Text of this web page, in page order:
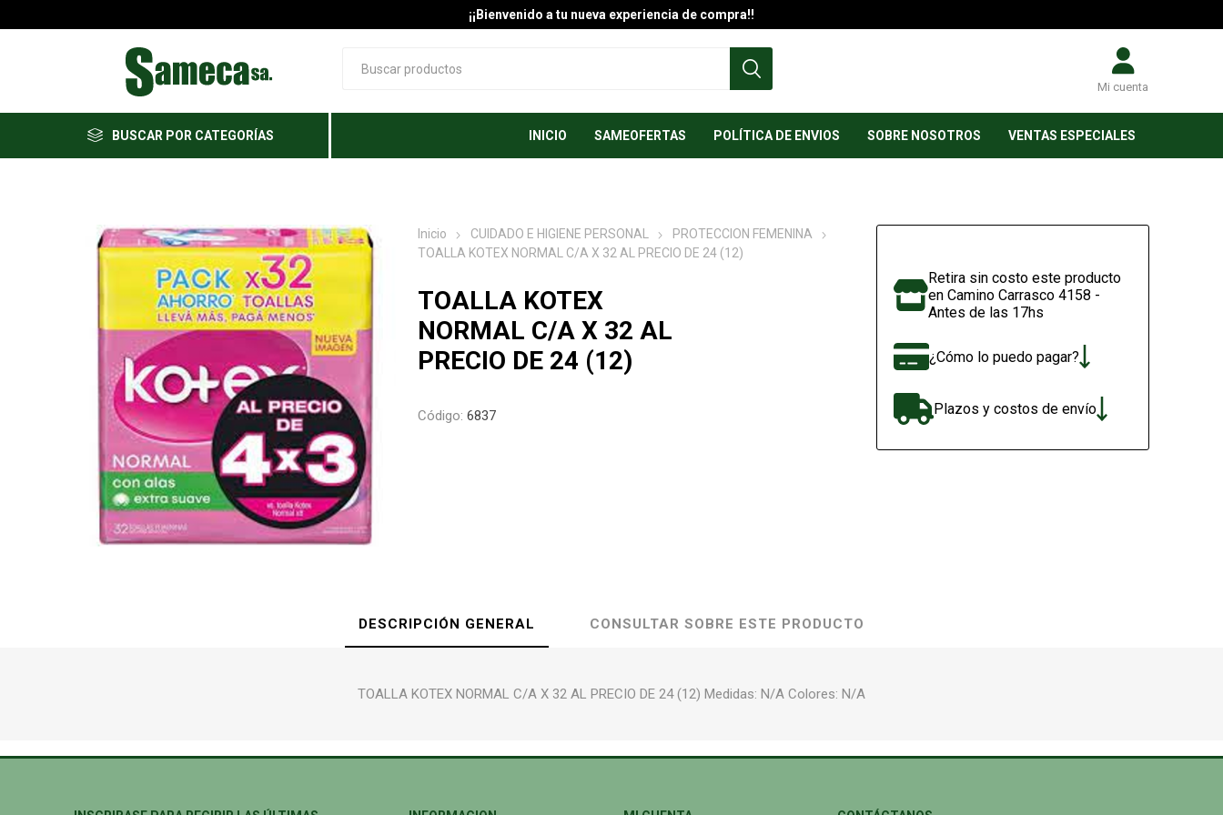
¡¡Bienvenido a tu nueva experiencia de compra!!
Mi cuenta
BUSCAR POR CATEGORÍAS INICIO SAMEOFERTAS POLÍTICA DE ENVIOS SOBRE NOSOTROS VENTAS ESPECIALES
Inicio CUIDADO E HIGIENE PERSONAL
PROTECCION FEMENINA
TOALLA KOTEX NORMAL C/A X 32 AL PRECIO DE 24 (12)
TOALLA KOTEX
NORMAL C/A X 32 AL
PRECIO DE 24 (12)
Código: 6837
Retira sin costo este producto
en Camino Carrasco 4158 -
Antes de las 17hs
¿Cómo lo puedo pagar?
Plazos y costos de envío
DESCRIPCIÓN GENERAL CONSULTAR SOBRE ESTE PRODUCTO
TOALLA KOTEX NORMAL C/A X 32 AL PRECIO DE 24 (12) Medidas: N/A Colores: N/A